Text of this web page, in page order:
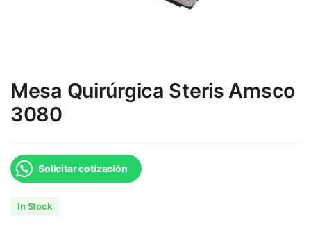
Mesa Quirúrgica Steris Amsco
3080
Solicitar cotización
In Stock